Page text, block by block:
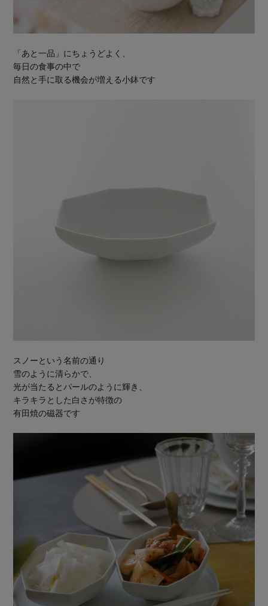
「あと一品」にちょうどよく、
毎日の食事の中で
自然と手に取る機会が増える小鉢です
スノーという名前の通り
雪のように清らかで、
光が当たるとパールのように輝き、
キラキラとした白さが特徴の
有田焼の磁器です